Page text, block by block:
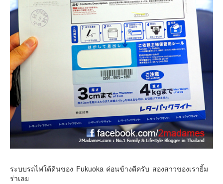
ระบบรถไฟใต้ดินของ Fukuoka ค่อนข้างดีครับ สองสาวของเรายิ้ม
ร่าเลย